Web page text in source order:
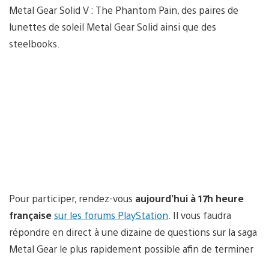
Metal Gear Solid V : The Phantom Pain, des paires de
lunettes de soleil Metal Gear Solid ainsi que des
steelbooks.
Pour participer, rendez-vous aujourd’hui à 17h heure
françaisesur les forums PlayStation . Il vous faudra
répondre en direct à une dizaine de questions sur la saga
Metal Gear le plus rapidement possible afin de terminer